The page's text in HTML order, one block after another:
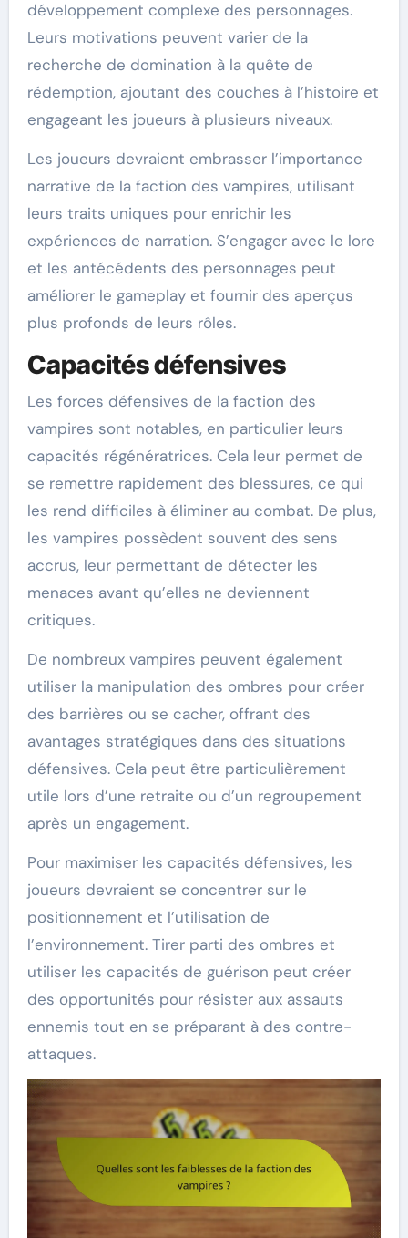
développement complexe des personnages.
Leurs motivations peuvent varier de la
recherche de domination à la quête de
rédemption, ajoutant des couches à l’histoire et
engageant les joueurs à plusieurs niveaux.
Les joueurs devraient embrasser l’importance
narrative de la faction des vampires, utilisant
leurs traits uniques pour enrichir les
expériences de narration. S’engager avec le lore
et les antécédents des personnages peut
améliorer le gameplay et fournir des aperçus
plus profonds de leurs rôles.
Capacités défensives
Les forces défensives de la faction des
vampires sont notables, en particulier leurs
capacités régénératrices. Cela leur permet de
se remettre rapidement des blessures, ce qui
les rend difficiles à éliminer au combat. De plus,
les vampires possèdent souvent des sens
accrus, leur permettant de détecter les
menaces avant qu’elles ne deviennent
critiques.
De nombreux vampires peuvent également
utiliser la manipulation des ombres pour créer
des barrières ou se cacher, offrant des
avantages stratégiques dans des situations
défensives. Cela peut être particulièrement
utile lors d’une retraite ou d’un regroupement
après un engagement.
Pour maximiser les capacités défensives, les
joueurs devraient se concentrer sur le
positionnement et l’utilisation de
l’environnement. Tirer parti des ombres et
utiliser les capacités de guérison peut créer
des opportunités pour résister aux assauts
ennemis tout en se préparant à des contre-
attaques.